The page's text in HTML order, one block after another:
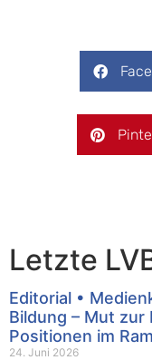
Letzte
Editorial •
Bildung – Mut
Positionen im
24. Juni 2026